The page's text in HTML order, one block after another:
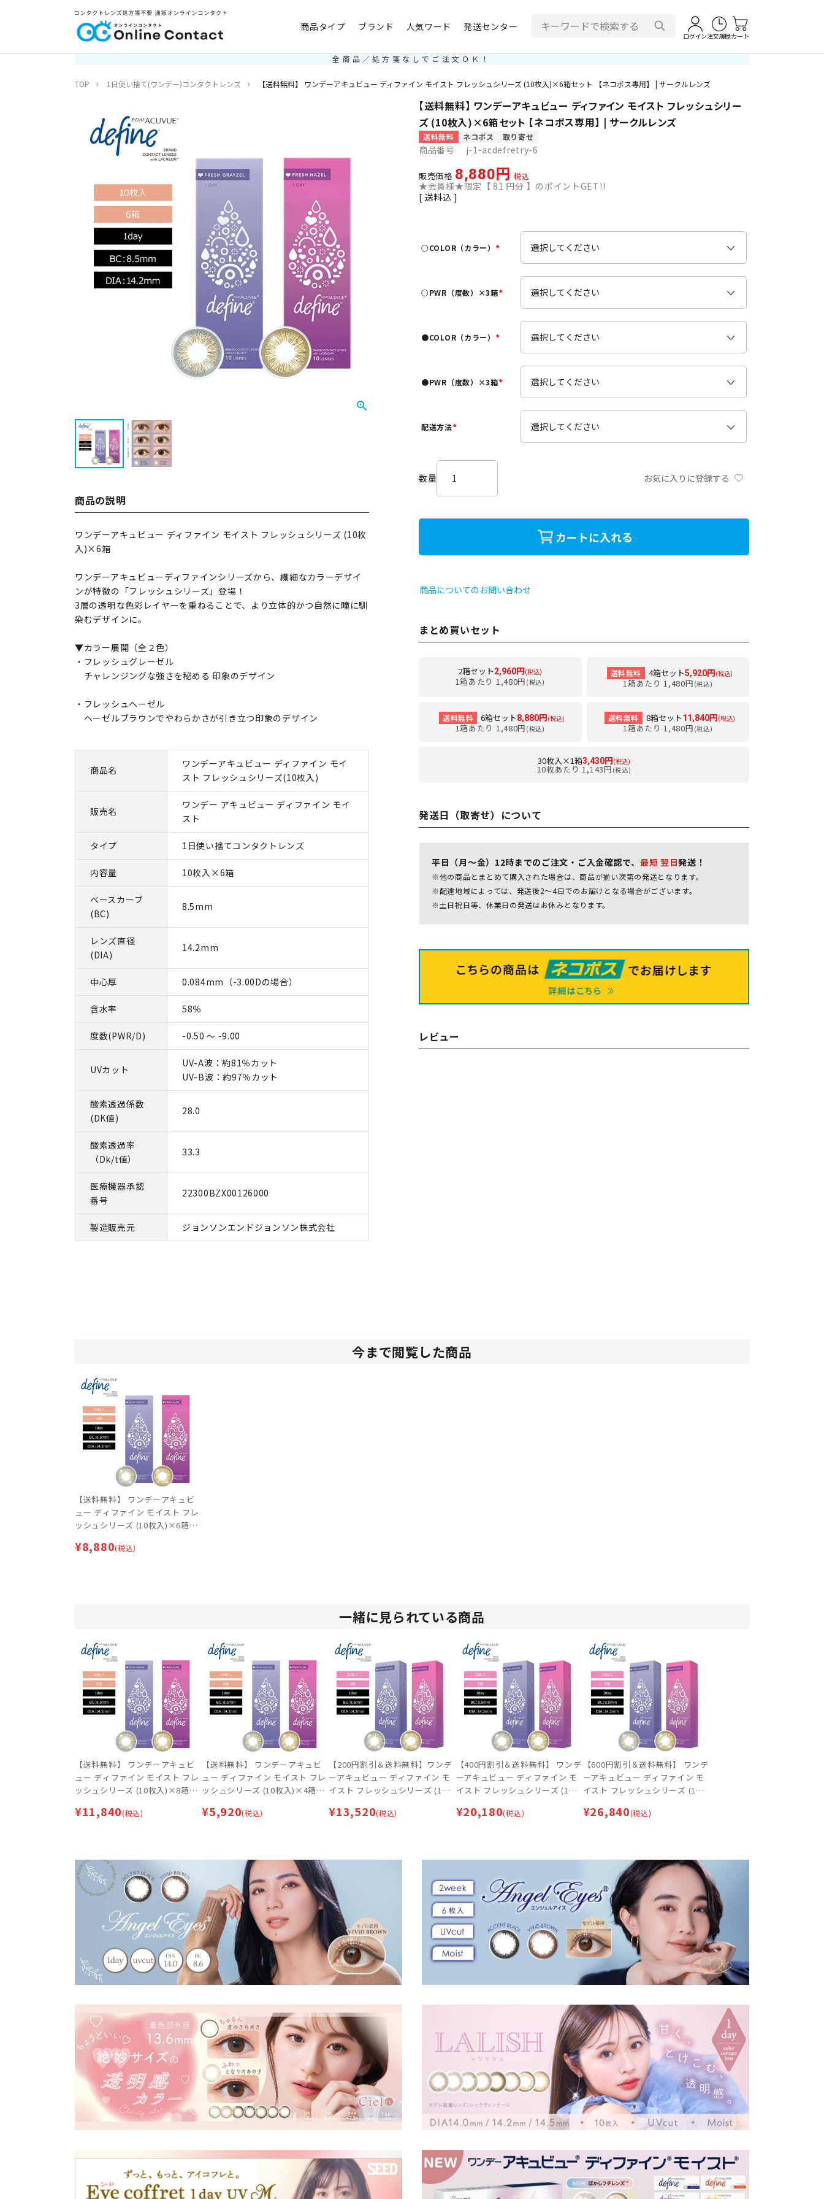
商品タイプ ブランド 人気ワード 発送センター
ログイン注文履歴カート
全商品／処方箋なしでご注文ＯＫ！
TOP 1日使い捨て(ワンデー)コンタクトレンズ 【送料無料】 ワンデーアキュビュー ディファイン モイスト フレッシュシリーズ (10枚入)×6箱セット 【ネコポス専用】 | サークルレンズ
【送料無料】 ワンデーアキュビュー ディファイン モイスト フレッシュシリー
ズ (10枚入)×6箱セット 【ネコポス専用】 | サークルレンズ
送料無料 ネコポス 取り寄せ
商品番号 j-1-acdefretry-6
販売価格 8,880 税込
★会員様★限定【 81 円分 】のポイントGET!!
送料込
○COLOR（カラー）
)
○PWR（度数）×3箱
)
●COLOR（カラー）
)
●PWR（度数）×3箱
配送方法
須
お気に入りに登録する
カートに入れる
商品についてのお問い合わせ
まとめ買いセット
2箱セット2,960円 (税込)
1箱あたり 1,480円 (税込)
送料無料 4箱セット5,920円 (税込)
1箱あたり 1,480円 (税込)
送料無料 6箱セット8,880円 (税込)
1箱あたり 1,480円 (税込)
送料無料 8箱セット11,840円 (税込)
1箱あたり 1,480円 (税込)
30枚入×1箱3,430円 (税込)
10枚あたり 1,143円 (税込)
発送日（取寄せ）について
平日（月～金）12時までのご注文・ご入金確認で、 最短 翌日発送！
※他の商品とまとめて購入された場合は、商品が揃い次第の発送となります。
※配達地域によっては、発送後2～4日でのお届けとなる場合がございます。
※土日祝日等、休業日の発送はお休みとなります。
レビュー
商品の説明
ワンデーアキュビュー ディファイン モイスト フレッシュシリーズ (10枚
入)×6箱
ワンデーアキュビューディファインシリーズから、繊細なカラーデザイ
ンが特徴の「フレッシュシリーズ」登場！
3層の透明な色彩レイヤーを重ねることで、より立体的かつ自然に瞳に馴
染むデザインに。
▼カラー展開（全２色）
・フレッシュグレーゼル
チャレンジングな強さを秘める 印象のデザイン
・フレッシュヘーゼル
ヘーゼルブラウンでやわらかさが引き立つ印象のデザイン
商品名
ワンデーアキュビュー ディファイン モイ
スト フレッシュシリーズ(10枚入)
販売名
ワンデー アキュビュー ディファイン モイ
スト
タイプ 1日使い捨てコンタクトレンズ
内容量 10枚入×6箱
ベースカーブ
(BC)
8.5mm
レンズ直径
(DIA)
14.2mm
中心厚 0.084mm（-3.00Dの場合）
含水率 58％
度数(PWR/D) -0.50 ～ -9.00
UVカット
UV-A波：約81％カット
UV-B波：約97％カット
酸素透過係数
(DK値)
28.0
酸素透過率
（Dk/t値）
33.3
医療機器承認
番号
22300BZX00126000
製造販売元 ジョンソンエンドジョンソン株式会社
今まで閲覧した商品
【送料無料】 ワンデーアキュビ
ュー ディファイン モイスト フレ
ッシュシリーズ (10枚入)×6箱セ
ルレンズ
¥8,880(税込)
一緒に見られている商品
【送料無料】 ワンデーアキュビ
ュー ディファイン モイスト フレ
ッシュシリーズ (10枚入)×8箱セ
ルレンズ
¥11,840(税込)
【送料無料】 ワンデーアキュビ
ュー ディファイン モイスト フレ
ッシュシリーズ (10枚入)×4箱セ
ルレンズ
¥5,920(税込)
【200円割引＆送料無料】ワンデ
ーアキュビュー ディファイン モ
イスト フレッシュシリーズ (1箱3
ンズ
¥13,520(税込)
【400円割引＆送料無料】 ワンデ
ーアキュビュー ディファイン モ
イスト フレッシュシリーズ (1箱3
ンズ
¥20,180(税込)
【600円割引＆送料無料】 ワンデ
ーアキュビュー ディファイン モ
イスト フレッシュシリーズ (1箱3
ンズ
¥26,840(税込)